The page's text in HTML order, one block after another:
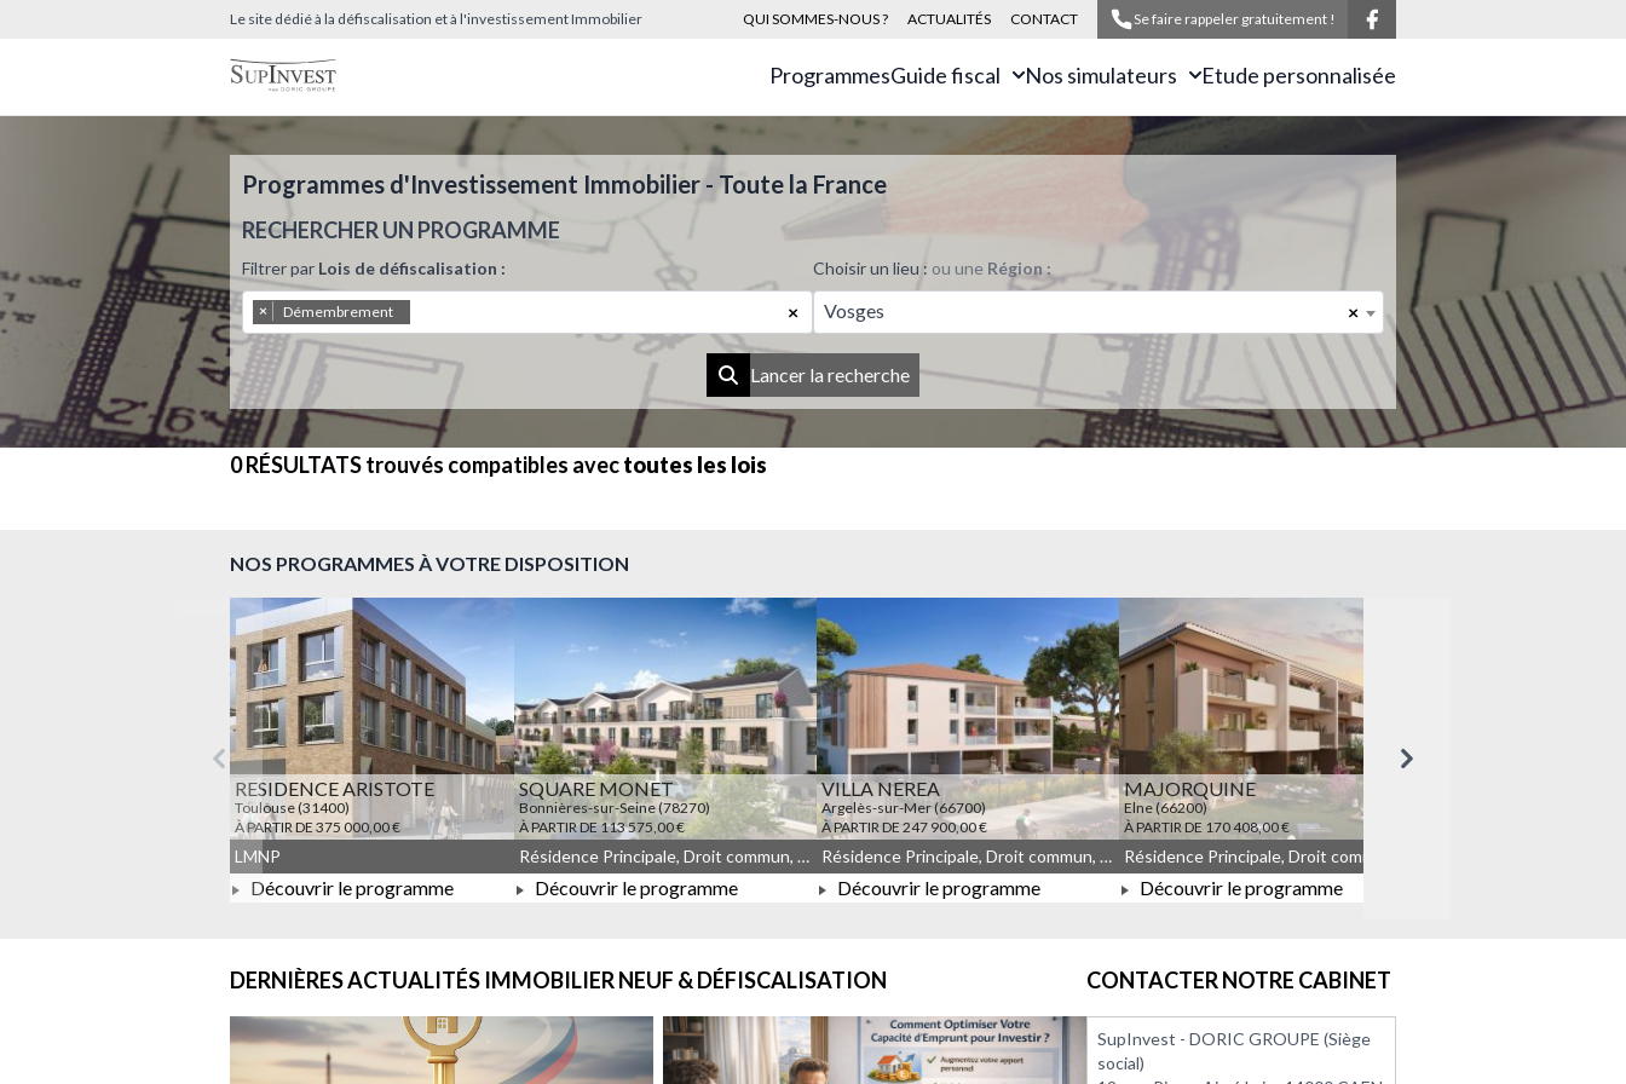
Le site dédié à la défiscalisation et à l'investissement Immobilier QUI SOMMES-NOUS ? ACTUALITÉS CONTACT Se faire rappeler gratuitement !
ProgrammesGuide fiscal Nos simulateurs Etude personnalisée
Programmes d'Investissement Immobilier - Toute la France
RECHERCHER UN PROGRAMME
Filtrer par Lois de défiscalisation :
×
× Démembrement
Choisir un lieu : ou une Région :
×
Vosges
Lancer la recherche
0 RÉSULTATStrouvés compatibles avectoutes les lois
NOS PROGRAMMES À VOTRE DISPOSITION
Précédent Suivant
RESIDENCE ARISTOTE
Toulouse (31400)
À PARTIR DE 375 000,00 €
À PARTIR DE 375 000,00 €
LMNP
Découvrir le programme
SQUARE MONET
Bonnières-sur-Seine (78270)
À PARTIR DE 113 575,00 €
À PARTIR DE 113 575,00 €
Résidence Principale, Droit commun, Meublé non géré, JEANBRUN, LLI, LLI_JEANBRUN
Découvrir le programme
VILLA NEREA
Argelès-sur-Mer (66700)
À PARTIR DE 247 900,00 €
À PARTIR DE 247 900,00 €
Résidence Principale, Droit commun, Meublé non géré, JEANBRUN
Découvrir le programme
MAJORQUINE
Elne (66200)
À PARTIR DE 170 408,00 €
À PARTIR DE 170 408,00 €
Découvrir le programme
DERNIÈRES ACTUALITÉS IMMOBILIER NEUF & DÉFISCALISATION CONTACTER NOTRE CABINET
SupInvest - DORIC GROUPE (Siège
social)